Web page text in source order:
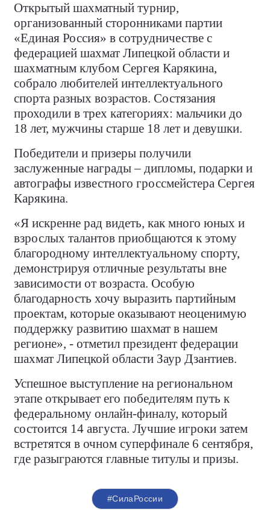
Открытый шахматный турнир,
организованный сторонниками партии
«Единая Россия» в сотрудничестве с
федерацией шахмат Липецкой области и
шахматным клубом Сергея Карякина,
собрало любителей интеллектуального
спорта разных возрастов. Состязания
проходили в трех категориях: мальчики до
18 лет, мужчины старше 18 лет и девушки.
Победители и призеры получили
заслуженные награды – дипломы, подарки и
автографы известного гроссмейстера Сергея
Карякина.
«Я искренне рад видеть, как много юных и
взрослых талантов приобщаются к этому
благородному интеллектуальному спорту,
демонстрируя отличные результаты вне
зависимости от возраста. Особую
благодарность хочу выразить партийным
проектам, которые оказывают неоценимую
поддержку развитию шахмат в нашем
регионе», - отметил президент федерации
шахмат Липецкой области Заур Дзантиев.
Успешное выступление на региональном
этапе открывает его победителям путь к
федеральному онлайн-финалу, который
состоится 14 августа. Лучшие игроки затем
встретятся в очном суперфинале 6 сентября,
где разыграются главные титулы и призы.
#СилаРоссии